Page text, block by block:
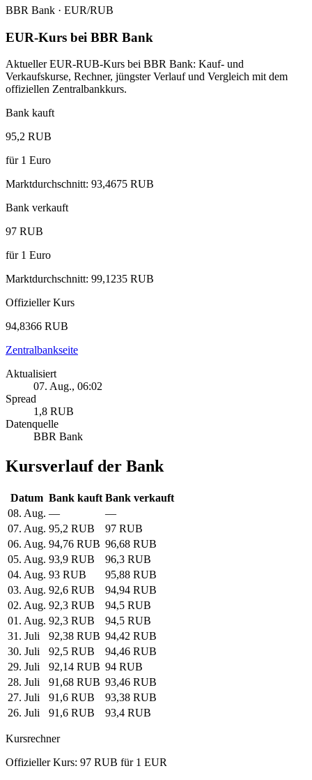
BBR Bank · EUR/RUB
EUR-Kurs bei BBR Bank
Aktueller EUR-RUB-Kurs bei BBR Bank: Kauf- und
Verkaufskurse, Rechner, jüngster Verlauf und Vergleich mit dem
offiziellen Zentralbankkurs.
Bank kauft
95,2 RUB
für1 Euro
Marktdurchschnitt: 93,4675 RUB
Bank verkauft
97 RUB
für1 Euro
Marktdurchschnitt: 99,1235 RUB
Offizieller Kurs
94,8366 RUB
Zentralbankseite
Aktualisiert
07. Aug., 06:02
Spread
1,8 RUB
Datenquelle
BBR Bank
Kursverlauf der Bank
Datum Bank kauft Bank verkauft
08. Aug. —
—
07. Aug. 95,2 RUB
97 RUB
06. Aug. 94,76 RUB 96,68 RUB
05. Aug. 93,9 RUB
96,3 RUB
04. Aug. 93 RUB
95,88 RUB
03. Aug. 92,6 RUB
94,94 RUB
02. Aug. 92,3 RUB
94,5 RUB
01. Aug. 92,3 RUB
94,5 RUB
31. Juli
92,38 RUB 94,42 RUB
30. Juli
92,5 RUB
94,46 RUB
29. Juli
92,14 RUB 94 RUB
28. Juli
91,68 RUB 93,46 RUB
27. Juli
91,6 RUB
93,38 RUB
26. Juli
91,6 RUB 93,4 RUB
Kursrechner
Offizieller Kurs: 97 RUB für 1 EUR